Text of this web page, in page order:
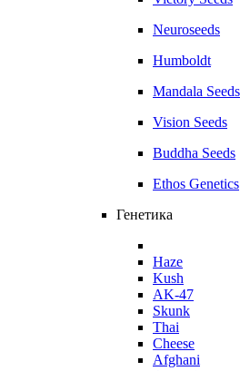
Neuroseeds
Humboldt
Mandala Seeds
Vision Seeds
Buddha Seeds
Ethos Genetics
Генетика
Haze
Kush
AK-47
Skunk
Thai
Cheese
Afghani